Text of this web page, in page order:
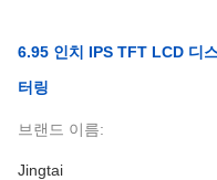
6.95 인치 IPS TFT LCD 디
터링
브랜드 이름:
Jingtai